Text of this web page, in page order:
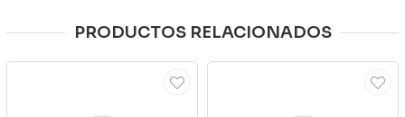
PRODUCTOS RELACIONADOS